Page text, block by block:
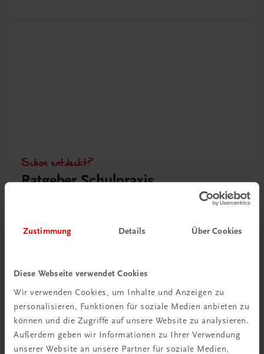
Zustimmung Details Über Cookies
Diese Webseite verwendet Cookies
Wir verwenden Cookies, um Inhalte und Anzeigen zu
personalisieren, Funktionen für soziale Medien anbieten zu
können und die Zugriffe auf unsere Website zu analysieren.
Außerdem geben wir Informationen zu Ihrer Verwendung
unserer Website an unsere Partner für soziale Medien,
Schon entdeckt?
Ratgeber Schulpraxis